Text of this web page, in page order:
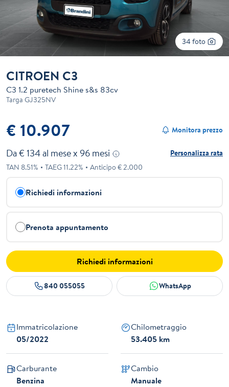
34 foto
CITROEN C3
C3 1.2 puretech Shine s&s 83cv
Targa GJ325NV
€ 10.907 Monitora prezzo
Da € 134al mese x 96 mesi
Personalizza rata
TAN 8.51% TAEG11.22% Anticipo €2.000
Richiedi informazioni
Prenota appuntamento
Richiedi informazioni
840 055055 WhatsApp
Immatricolazione
05/2022
Chilometraggio
53.405 km
Carburante
Benzina
Cambio
Manuale